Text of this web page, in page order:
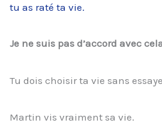
tu as raté ta vie.
Je ne suis pas d’accord avec
Tu dois choisir ta vie sans
Martin vis vraiment sa vie.